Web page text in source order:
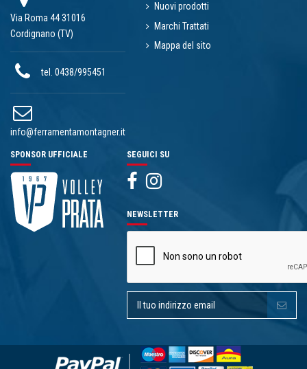
Via Roma 44 31016
Cordignano (TV)
tel. 0438/995451
info@ferramentamontagner.it
SPONSOR UFFICIALE
Nuovi prodotti
Marchi Trattati
Mappa del sito
SEGUICI SU
NEWSLETTER